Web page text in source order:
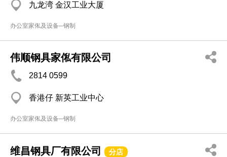
九龙湾 金汉工业大厦
办公室家俬及设备─钢制
伟顺钢具家俬有限公司
2814 0599
香港仔 新英工业中心
办公室家俬及设备─钢制
维昌钢具厂有限公司 分店